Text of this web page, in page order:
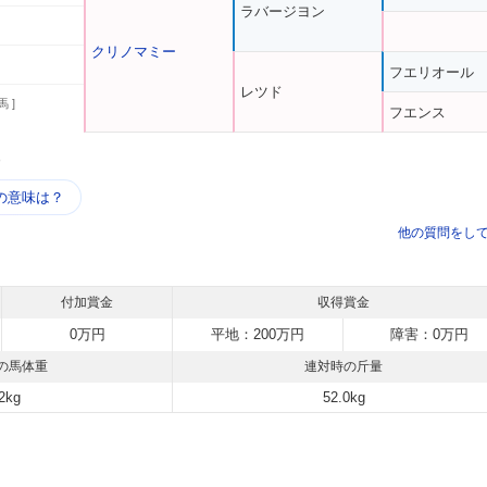
]
クリノマミー
ラバージヨン
レツド
フエリオール
フエンス
意味は？
他の質問をし
付加賞金 収得賞金
0万円 平地：200万円 障害：0万円
馬体重 連対時の斤量
52.0kg